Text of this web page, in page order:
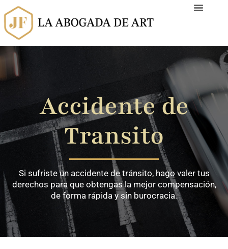
al
contenido
Accidente de
Transito
Si sufriste un accidente de tránsito, hago valer tus
derechos para que obtengas la mejor compensación,
de forma rápida y sin burocracia.